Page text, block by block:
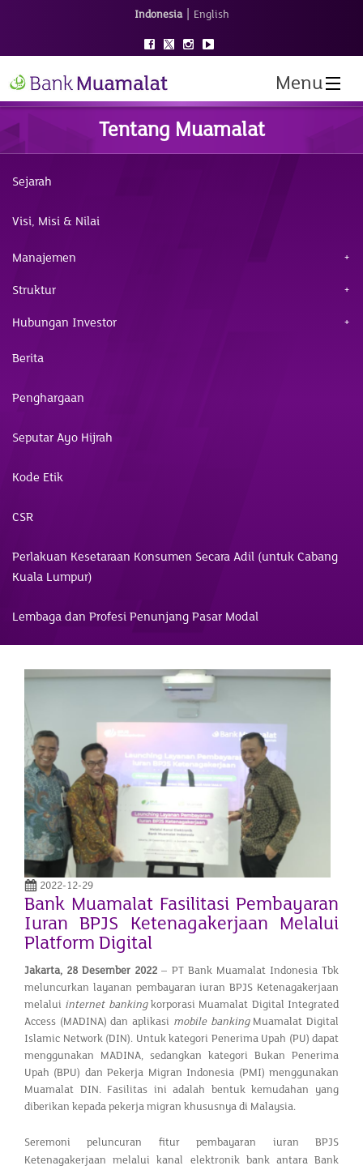
Indonesia | English
Menu
Tentang Muamalat
Sejarah
Visi, Misi & Nilai
Manajemen
Struktur
Hubungan Investor
Berita
Penghargaan
Seputar Ayo Hijrah
Kode Etik
CSR
Perlakuan Kesetaraan Konsumen Secara Adil (untuk Cabang
Kuala Lumpur)
Lembaga dan Profesi Penunjang Pasar Modal
2022-12-29
Bank Muamalat Fasilitasi Pembayaran
Iuran BPJS Ketenagakerjaan Melalui
Platform Digital
Jakarta, 28 Desember 2022 – PT Bank Muamalat Indonesia Tbk
meluncurkan layanan pembayaran iuran BPJS Ketenagakerjaan
melalui internet bankingkorporasi Muamalat Digital Integrated
Access (MADINA) dan aplikasi mobile bankingMuamalat Digital
Islamic Network (DIN). Untuk kategori Penerima Upah (PU) dapat
menggunakan MADINA, sedangkan kategori Bukan Penerima
Upah (BPU) dan Pekerja Migran Indonesia (PMI) menggunakan
Muamalat DIN. Fasilitas ini adalah bentuk kemudahan yang
diberikan kepada pekerja migran khususnya di Malaysia.
Seremoni peluncuran fitur pembayaran iuran BPJS
Ketenagakerjaan melalui kanal elektronik bank antara Bank